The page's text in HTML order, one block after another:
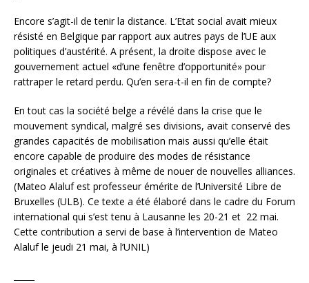
Encore s’agit-il de tenir la distance. L’Etat social avait mieux
résisté en Belgique par rapport aux autres pays de l’UE aux
politiques d’austérité. A présent, la droite dispose avec le
gouvernement actuel «d’une fenêtre d’opportunité» pour
rattraper le retard perdu. Qu’en sera-t-il en fin de compte?
En tout cas la société belge a révélé dans la crise que le
mouvement syndical, malgré ses divisions, avait conservé des
grandes capacités de mobilisation mais aussi qu’elle était
encore capable de produire des modes de résistance
originales et créatives à même de nouer de nouvelles alliances.
(Mateo Alaluf est professeur émérite de l’Université Libre de
Bruxelles (ULB). Ce texte a été élaboré dans le cadre du Forum
international qui s’est tenu à Lausanne les 20-21 et 22 mai.
Cette contribution a servi de base à l’intervention de Mateo
Alaluf le jeudi 21 mai, à l’UNIL)